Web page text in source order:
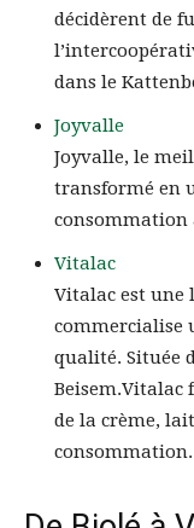
décidèrent de
dans le
Joyvalle
Joyvalle, le
transformé en
consommation
Vitalac
Vitalac est une
commercialise
qualité. Située
Beisem.Vitalac
de la crème,
consommation.